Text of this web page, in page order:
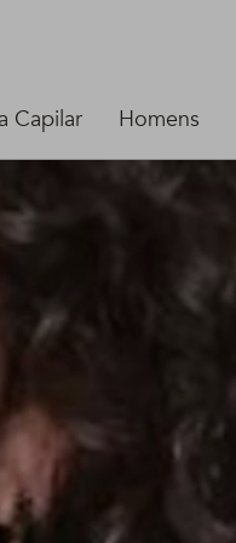
Capilar Homens